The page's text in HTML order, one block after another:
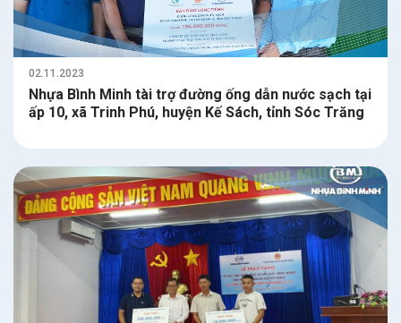
02.11.2023
Nhựa Bình Minh tài trợ đường ống dẫn nước sạch tại
ấp 10, xã Trinh Phú, huyện Kế Sách, tỉnh Sóc Trăng